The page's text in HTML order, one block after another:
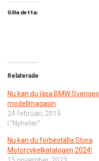
Gilla detta:
Relaterade
Nu kan du läsa BMW Sveriges
modellmagasin
24 februari, 2015
I ”Nyheter”
Nu kan du förbeställa Stora
Motorcykelkatalogen 2024!